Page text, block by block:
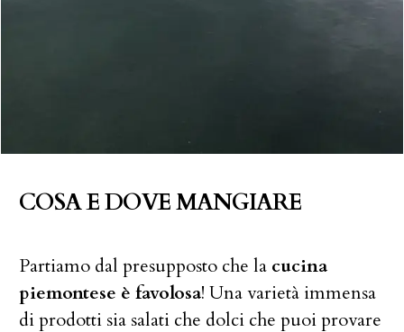
COSA E DOVE MANGIARE
Partiamo dal presupposto che la cucina
piemontese è favolosa! Una varietà immensa
di prodotti sia salati che dolci che puoi provare